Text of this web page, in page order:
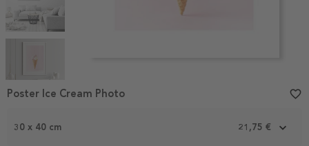
1
30 x 40 cm 21,75 €
Poster Ice Cream Photo favorite_border